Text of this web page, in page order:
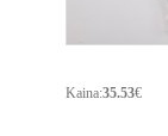
Kaina:35.53€